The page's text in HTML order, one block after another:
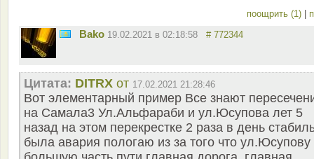
поощрить (1)
Bako 19.02.2021 в 02:18:58 # 772344
Цитата: DITRX от 17.02.2021 21:28:46
Вот элементарный пример Все знают
на Самала3 Ул.Альфараби и ул.Юсупова лет 5
назад на этом перекрестке 2 раза в день
была авария пологаю из за того что ул.Юсупову